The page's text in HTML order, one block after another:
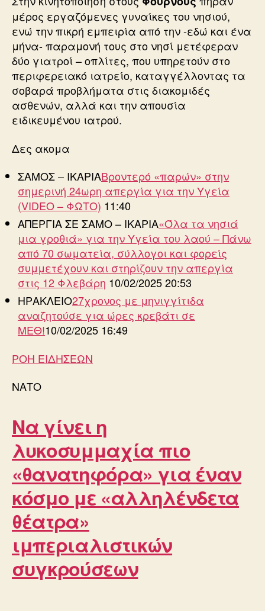
μέρος εργαζόμενες γυναίκες του νησιού,
ενώ την πικρή εμπειρία από την -εδώ και ένα
μήνα- παραμονή τους στο νησί μετέφεραν
δύο γιατροί – οπλίτες, που υπηρετούν στο
περιφερειακό ιατρείο, καταγγέλλοντας τα
σοβαρά προβλήματα στις διακομιδές
ασθενών, αλλά και την απουσία
ειδικευμένου ιατρού.
Δες ακομα
ΣΑΜΟΣ – ΙΚΑΡΙΑΒροντερό «παρών» στην
σημερινή 24ωρη απεργία για την Υγεία
(VIDEO – ΦΩΤΟ) 11:40
ΑΠΕΡΓΙΑ ΣΕ ΣΑΜΟ – ΙΚΑΡΙΑ«Όλα τα νησιά
μια γροθιά» για την Υγεία του λαού – Πάνω
από 70 σωματεία, σύλλογοι και φορείς
συμμετέχουν και στηρίζουν την απεργία
στις 12 Φλεβάρη 10/02/2025 20:53
ΗΡΑΚΛΕΙΟ27χρονος με μηνιγγίτιδα
αναζητούσε για ώρες κρεβάτι σε
ΜΕΘ!10/02/2025 16:49
ΡΟΗ ΕΙΔΗΣΕΩΝ
ΝΑΤΟ
Να γίνει η
λυκοσυμμαχία πιο
«θανατηφόρα» για έναν
κόσμο με «αλληλένδετα
θέατρα»
ιμπεριαλιστικών
συγκρούσεων